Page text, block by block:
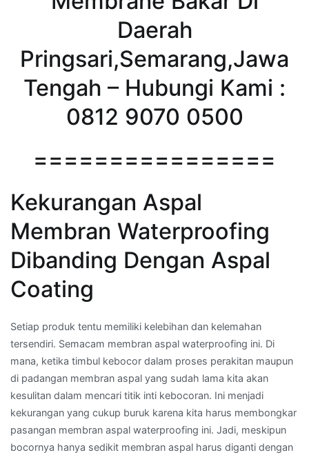
Daerah
Pringsari,Semarang,Jawa
Tengah – Hubungi Kami :
0812 9070 0500
================
Kekurangan Aspal
Membran Waterproofing
Dibanding Dengan Aspal
Coating
Setiap produk tentu memiliki kelebihan dan kelemahan
tersendiri. Semacam membran aspal waterproofing ini. Di
mana, ketika timbul kebocor dalam proses perakitan maupun
di padangan membran aspal yang sudah lama kita akan
kesulitan dalam mencari titik inti kebocoran. Ini menjadi
kekurangan yang cukup buruk karena kita harus membongkar
pasangan membran aspal waterproofing ini. Jadi, meskipun
bocornya hanya sedikit membran aspal harus diganti dengan